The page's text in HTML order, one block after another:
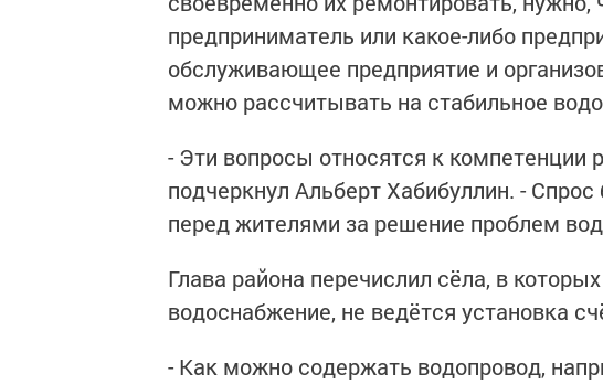
предприниматель или какое-либо
обслуживающее предприятие и
можно рассчитывать на стабильное
- Эти вопросы относятся к компетенции
подчеркнул Альберт Хабибуллин. -
перед жителями за решение проблем
Глава района перечислил сёла, в
водоснабжение, не ведётся установка
- Как можно содержать водопровод,